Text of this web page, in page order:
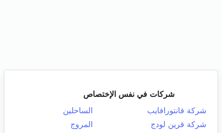
شركات في نفس الإختصاص
شركة فانتورافايب
الساحلين
شركة قرين لودج
المروج